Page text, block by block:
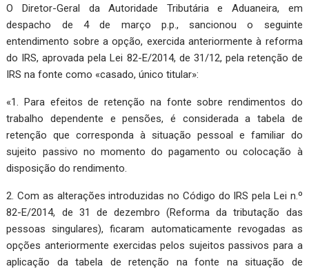
O Diretor-Geral da Autoridade Tributária e Aduaneira, em
despacho de 4 de março p.p., sancionou o seguinte
entendimento sobre a opção, exercida anteriormente à reforma
do IRS, aprovada pela Lei 82-E/2014, de 31/12, pela retenção de
IRS na fonte como «casado, único titular»:
«1. Para efeitos de retenção na fonte sobre rendimentos do
trabalho dependente e pensões, é considerada a tabela de
retenção que corresponda à situação pessoal e familiar do
sujeito passivo no momento do pagamento ou colocação à
disposição do rendimento.
2. Com as alterações introduzidas no Código do IRS pela Lei n.º
82-E/2014, de 31 de dezembro (Reforma da tributação das
pessoas singulares), ficaram automaticamente revogadas as
opções anteriormente exercidas pelos sujeitos passivos para a
aplicação da tabela de retenção na fonte na situação de